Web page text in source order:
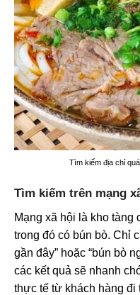
Tìm kiếm địa chỉ
Tìm kiếm trên mạng
Mạng xã hội là kho tàng
trong đó có bún bò. Chỉ
gần đây” hoặc “bún bò
các kết quả sẽ nhanh
thực tế từ khách hàng